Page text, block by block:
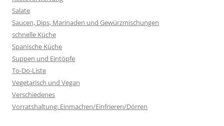
Salate
Saucen, Dips, Marinaden und Gewürzmischungen
schnelle Küche
Spanische Küche
Suppen und Eintöpfe
To-Do-Liste
Vegetarisch und Vegan
Verschiedenes
Vorratshaltung: Einmachen/Einfrieren/Dörren